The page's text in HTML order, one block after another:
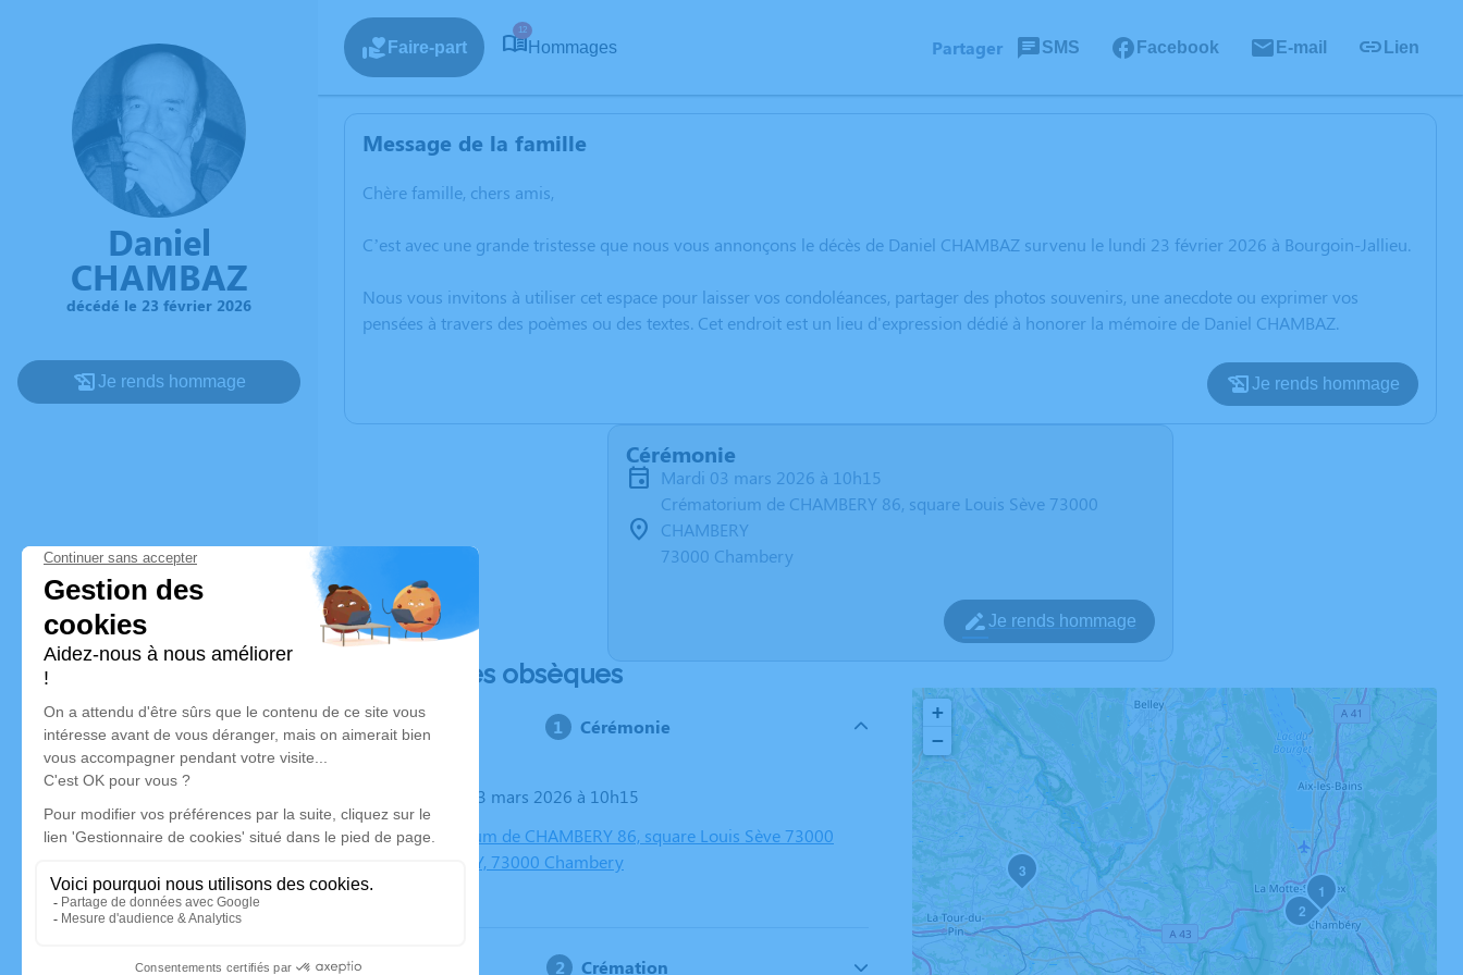
Daniel
CHAMBAZ
décédé le 23 février 2026
Je rends hommage
Faire-part
12
Hommages Partager SMS Facebook E-mail Lien
Message de la famille
Chère famille, chers amis,
C’est avec une grande tristesse que nous vous annonçons le décès de Daniel CHAMBAZ survenu le lundi 23 février 2026 à Bourgoin-Jallieu.
Nous vous invitons à utiliser cet espace pour laisser vos condoléances, partager des photos souvenirs, une anecdote ou exprimer vos
pensées à travers des poèmes ou des textes. Cet endroit est un lieu d'expression dédié à honorer la mémoire de Daniel CHAMBAZ.
Je rends hommage
Cérémonie
mardi 03 mars 2026 à 10h15
Crématorium de CHAMBERY 86, square Louis Sève 73000
CHAMBERY
73000 Chambery
Je rends hommage
Déroulé des obsèques
Cérémonie
Le mardi 03 mars 2026 à 10h15
Crématorium de CHAMBERY 86, square Louis Sève 73000
CHAMBERY, 73000 Chambery
Crémation
1
2
3
+
−